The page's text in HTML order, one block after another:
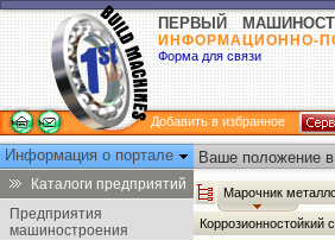
ПЕРВЫЙ
ИНФОРМАЦИОННО-
Форма для связи
Добавить в избранное
Информация о портале
Каталоги предприятий
Предприятия
машиностроения
Ваше положение
Марочник
Коррозионностойкий